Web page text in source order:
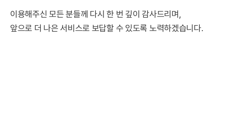
이용해주신 모든 분들께 다시 한 번 깊이 감사드리며,
앞으로 더 나은 서비스로 보답할 수 있도록 노력하겠습니다.